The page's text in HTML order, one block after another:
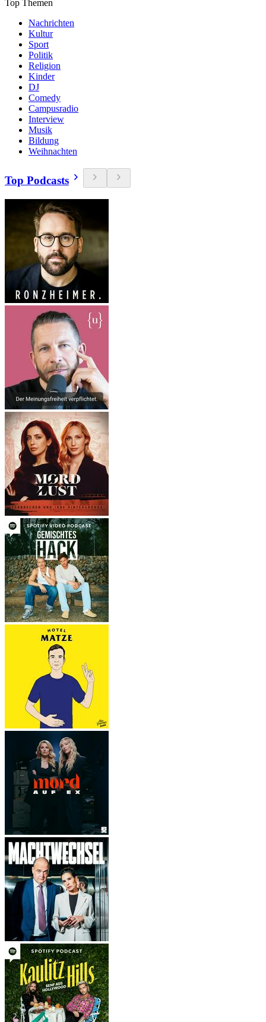
Top Themen
Nachrichten
Kultur
Sport
Politik
Religion
Kinder
DJ
Comedy
Campusradio
Interview
Musik
Bildung
Weihnachten
Top Podcasts